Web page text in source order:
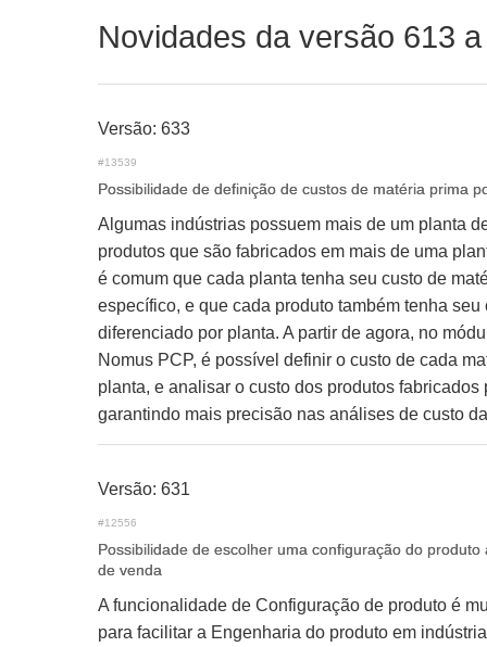
Novidades da versão 613
Versão: 633
#13539
Possibilidade de definição de custos de matéria prima
Algumas indústrias possuem mais de um planta
produtos que são fabricados em mais de uma
é comum que cada planta tenha seu custo de
específico, e que cada produto também tenha seu
diferenciado por planta. A partir de agora, no
Nomus PCP, é possível definir o custo de cada
planta, e analisar o custo dos produtos fabricados
garantindo mais precisão nas análises de custo
Versão: 631
#12556
Possibilidade de escolher uma configuração do produto
de venda
A funcionalidade de Configuração de produto é
para facilitar a Engenharia do produto em